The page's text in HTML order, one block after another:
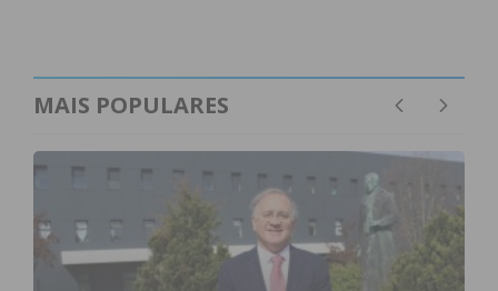
MAIS POPULARES